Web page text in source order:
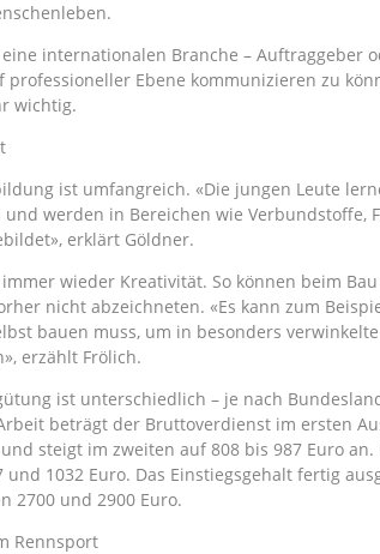
internationalen Branche – Auftraggeber
professioneller Ebene kommunizieren zu
wichtig.
ist umfangreich. «Die jungen Leute
und werden in Bereichen wie Verbundstoffe,
erklärt Göldner.
wieder Kreativität. So können beim
nicht abzeichneten. «Es kann zum
bauen muss, um in besonders
erzählt Frölich.
ist unterschiedlich – je nach
beträgt der Bruttoverdienst im ersten
steigt im zweiten auf 808 bis 987 Euro
und 1032 Euro. Das Einstiegsgehalt fertig
2700 und 2900 Euro.
Rennsport